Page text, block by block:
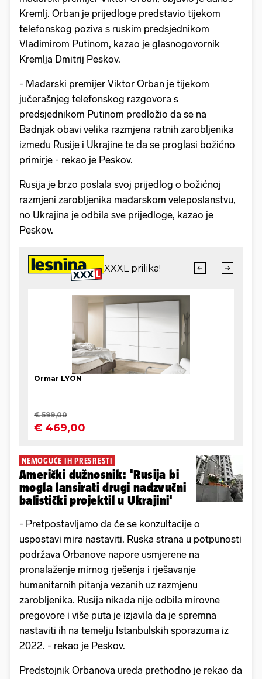
Kremlj. Orban je prijedloge predstavio tijekom
telefonskog poziva s ruskim predsjednikom
Vladimirom Putinom, kazao je glasnogovornik
Kremlja Dmitrij Peskov.
- Mađarski premijer Viktor Orban je tijekom
jučerašnjeg telefonskog razgovora s
predsjednikom Putinom predložio da se na
Badnjak obavi velika razmjena ratnih zarobljenika
između Rusije i Ukrajine te da se proglasi božićno
primirje - rekao je Peskov.
Rusija je brzo poslala svoj prijedlog o božićnoj
razmjeni zarobljenika mađarskom veleposlanstvu,
no Ukrajina je odbila sve prijedloge, kazao je
Peskov.
NEMOGUĆE IH PRESRESTI
Američki dužnosnik: 'Rusija bi
mogla lansirati drugi nadzvučni
balistički projektil u Ukrajini'
- Pretpostavljamo da će se konzultacije o
uspostavi mira nastaviti. Ruska strana u potpunosti
podržava Orbanove napore usmjerene na
pronalaženje mirnog rješenja i rješavanje
humanitarnih pitanja vezanih uz razmjenu
zarobljenika. Rusija nikada nije odbila mirovne
pregovore i više puta je izjavila da je spremna
nastaviti ih na temelju Istanbulskih sporazuma iz
2022. - rekao je Peskov.
Predstojnik Orbanova ureda prethodno je rekao da